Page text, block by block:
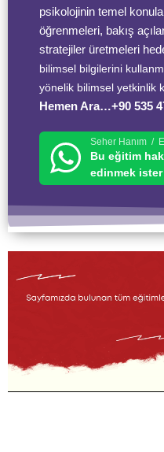
psikolojinin temel
öğrenmeleri, bakış
stratejiler üretmeleri
bilimsel bilgilerini
yönelik bilimsel yetkinlik
Hemen Ara…+90 535
Seher Hanım /
Bu eğitim
edinmek